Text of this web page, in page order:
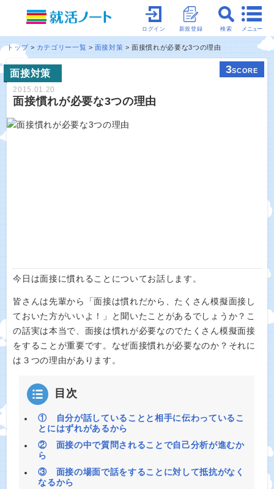
メニュー
検索
新規登録
ログイン
トップ カテゴリー一覧 面接対策 面接慣れが必要な3つの理由
面接対策 3SCORE
2015.01.20
面接慣れが必要な3つの理由
今日は面接に慣れることについてお話します。
皆さんは先輩から「面接は慣れだから、たくさん模擬面接し
ておいた方がいいよ！」と聞いたことがあるでしょうか？こ
の話実は本当で、面接は慣れが必要なのでたくさん模擬面接
をすることが重要です。なぜ面接慣れが必要なのか？それに
は３つの理由があります。
目次
① 自分が話していることと相手に伝わっているこ
とにはずれがあるから
② 面接の中で質問されることで自己分析が進むか
ら
③ 面接の場面で話をすることに対して抵抗がなく
なるから